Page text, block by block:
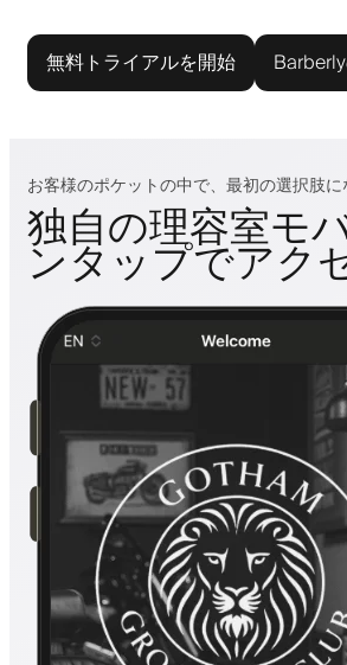
無料トライアルを開始
お客様のポケットの中で、最初の選択肢に
独自の理容室モ
ンタップでアク